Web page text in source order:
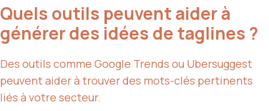
Quels outils peuvent aider à
générer des idées de taglines ?
Des outils comme Google Trends ou Ubersuggest
peuvent aider à trouver des mots-clés pertinents
liés à votre secteur.